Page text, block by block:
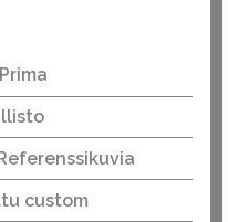
custom